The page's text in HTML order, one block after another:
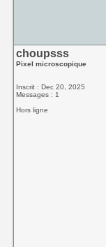
choupsss
Pixel microscopique
Inscrit : Dec 20, 2025
Messages : 1
Hors ligne